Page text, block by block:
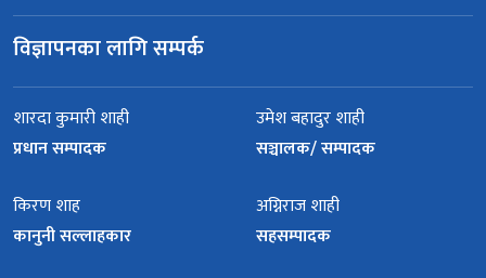
विज्ञापनका लागि सम्पर्क
शारदा कुमारी शाही
प्रधान सम्पादक
उमेश बहादुर शाही
सञ्चालक/ सम्पादक
किरण शाह
कानुनी सल्लाहकार
अग्निराज शाही
सहसम्पादक